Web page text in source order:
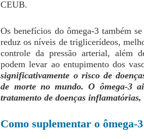
CEUB.
Os benefícios do ômega-3 também
reduz os níveis de triglicerídeos,
controle da pressão arterial, além
podem levar ao entupimento dos
significativamente o risco de
de morte no mundo. O ômega-3
tratamento de doenças
Como suplementar o ômega-3